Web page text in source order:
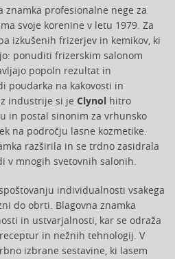
znamka profesionalne nege za
svoje korenine v letu 1979. Za
izkušenih frizerjev in kemikov, ki
ponuditi frizerskim salonom
popoln rezultat in
poudarka na kakovosti in
industrije si je Clynol hitro
in postal sinonim za vrhunsko
na področju lasne kozmetike.
razširila in se trdno zasidrala
v mnogih svetovnih salonih.
individualnosti vsakega
do obrti. Blagovna znamka
in ustvarjalnosti, kar se odraža
in nežnih tehnologij. V
izbrane sestavine, ki lasem